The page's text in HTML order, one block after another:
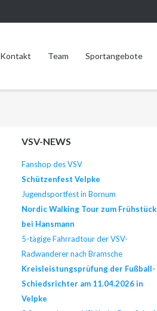
Kontakt Team Sportangebote
VSV-NEWS
Fanshop des VSV
Schützenfest Velpke
Jugendsportfest in Bornum
Nordic Walking Tour zum Frühstück
bei Hansmann
5-tägige Fahrradtour der VSV-
Radwanderer nach Bramsche
Kreisleistungsprüfung der Fußball-
Schiedsrichter am 11.04.2026 in
Velpke